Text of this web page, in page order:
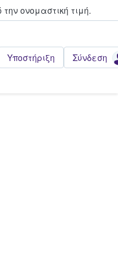
oνομαστική τιμή.
Υποστήριξη Σύνδεση